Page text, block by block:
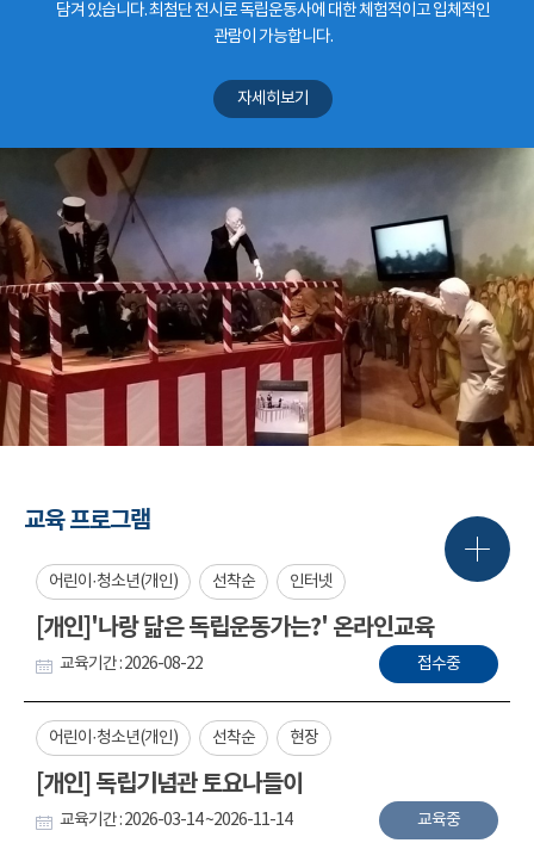
담겨 있습니다. 최첨단 전시로 독립운동사에 대한 체험적이고 입체적인
관람이 가능합니다.
자세히보기
교육 프로그램
어린이·청소년(개인) 선착순 인터넷
[개인]'나랑 닮은 독립운동가는?' 온라인교육
교육기간 : 2026-08-22 접수중
어린이·청소년(개인) 선착순 현장
[개인] 독립기념관 토요나들이
교육기간 : 2026-03-14 ~2026-11-14 교육중